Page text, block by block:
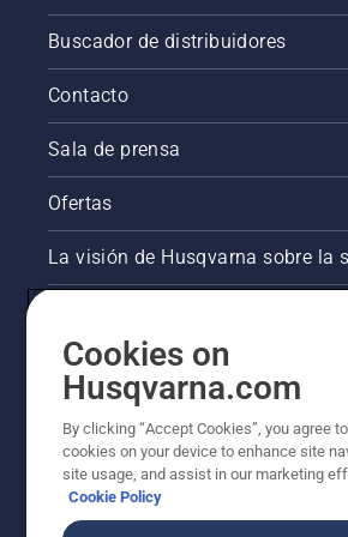
Buscador de distribuidores
Contacto
Sala de prensa
Ofertas
La visión de Husqvarna sobre la
Otros sitios de Husqvarna
AlertLine/Canal de Denúncias
Cookies on
Husqvarna.com
By clicking “Accept Cookies”, you agree
cookies on your device to enhance site
site usage, and assist in our marketing
Cookie Policy